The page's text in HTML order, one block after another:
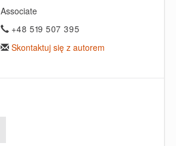
Associate
+48 519 507 395
Skontaktuj się z autorem